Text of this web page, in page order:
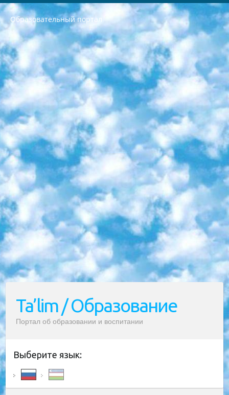
Образовательный портал
РЕСПУБЛИКА УЗБЕКИСТАН МИНИСТРЕРСТВО ДОШКОЛЬНОГО И ШКОЛЬНОГО ОБРАЗОВАНИЯ КОМАНДА в общеобразовательных учреждениях в 2023-2024 учебном году организация и проведение итоговой государственной аттестации обучающихся о Министра дошкольного и школьного образования Республики Узбекистан от 4 марта 2008 года (постановлением Минюста от 20 марта 2008 года № 1778 государственной регистрации) «Итоговое состояние учащихся общего среднего образования на основании положения об утверждении положения об аттестации общего среднего образования выпускной экзамен студентов в образовательных учреждениях в 2023-2024 учебном году В целях организации и прохождения аттестации приказываю: 1. Следующее: перечень предметов, по которым будет проводиться итоговая государственная аттестация и экзамен формы перевода согласно приложению 1; сертификаты международного образца, оценивающие уровень владения иностранными языками перечень согласно приложению 2; 2. Педагогический при специализированных образовательных учреждениях. научно-практический центр квалификации и международной оценки (Д.Давидова) 2024 г. До 25 марта: задания по предметам, по которым будет проводиться итоговая аттестация разработка и утверждение технических условий; итоговая аттестация на основании разработанного предметного задания разработка вопросов по предметам (устно и письменно), экзамен передача; общеобразовательные средние школы и специальные учебные заведения учащиеся выпускных классов школ и интернатов в агентской системе подготовка базы данных экзаменационных материалов и критериев оценки; перевод базы экзаменационных материалов на все языки обучения подать в Республиканский образовательный центр для изготовления; варианты экзаменов на основе разработанных контрольных материалов пусть будут поставлены задачи формирования. 3. Республиканский образовательный центр (Ш.Худайкулов) до 5 апреля 2024 года. до: база данных предоставленных экзаменационных материалов на все языки обучения перевод и экспертиза; для слепых, слабовидящих, глухих, слабослышащих и умственно отсталых детей учащиеся выпускных классов специализированных школ и школ-интернатов база данных экзаменационных материалов на всех преподаваемых языках подготовка критериев оценки; специализированные школы для умственно отсталых детей и технологии для учащихся выпускных классов школ-интернатов разработка соответствующих рекомендаций и критериев проведения ЕГЭ по естествознанию давать задания. 4. Педагогический при специализированных образовательных учреждениях. Научно-практический центр навыков и международной оценки (Д.Давидова), Республика образовательный центр (Худайкулов Ш.) итоговый государственный аттестационный экзамен ориентирован на творческое и логическое мышление при подготовке базы материалов учитывать введение заданий. 5. Следует отметить, что: сертификат государственного образца о знании общеобразовательного предмета и как минимум национальный уровень B1 по предметам на иностранных языках, указанным в Приложении 2. или международно признанный сертификат эквивалентного уровня студенты, изучающие определенный предмет, освобождаются от экзамена; по соответствующим предметам запланирована итоговая государственная аттестация за день до дня, путем жеребьевки Рабочей группой (в письменной форме по предметам, проводимым в форме) из числа сформированных вариантов выбрано 2 варианта; 2 выбранных варианта экзамена анонсированы на официальном сайте министерства и все выпускники по всей стране на основе этих вариантов проводит итоговую государственную аттестацию. 6. Государственное образование учащихся средних общеобразовательных учреждений. знания в соответствии с квалификационными требованиями, которые необходимо приобрести на основании стандартов итоговый (выпускной) контроль для 9 и 11 классов в целях тестирования Экзамены (далее – экзамены) состоят из предметов, перечисленных в приложении 1. будет сделано. 7. Экзамены пройдут с 26 мая по 15 июня 2024 г. (кроме науки физического воспитания). 8. Физическая для учащихся 9 классов общесредних образовательных учреждений. Экзамены по предмету «Образование, квалификация медицина» 1-6 мая 2024 года. сотрудники перевести под присмотр (с отклонениями в физическом или умственном развитии) специализированная школа для детей, школы-интернаты и со сколиозом школы-интернаты санаторного типа для больных детей исключены). 9. Он был слепым, слабовидящим и имел нарушения опорно-двигательного аппарата. экзамены в специализированных школах и интернатах для детей должны проводиться исходя из требований, предъявляемых к общеобразовательным учреждениям (физкультура кроме науки). 10. Специализированная школа для глухих и слабослышащих детей. и экзамены в интернатах и быть реализован в виде письменного теста по математике. 11. Специальность для умственно отсталых детей. Для 9 класса Родной язык и литературное письмо Государственный язык (язык обучения – узбекский). для неклассов) написано Математическое письмо Письменная/устная история Узбекистана Физическое воспитание практично Итоговый контроль Для 11 класса Написание родного языка и литературы (эссе) Математическое письмо Узбекский язык (обучение на узбекском языке) не посещающее общее среднее образование для учреждений)/Образовательное учреждение выбор письменный и устный Иностранный язык письменный/устный Письменная/устная история Узбекистана *По выбору студента:  Химия  Физика  Основы государственного права  География 10 бесплатных образовательных ресурсов - Мы составили подборку онлайн-проектов с интерактивными упражнениями, видеолекциями и статьями. Они помогут вам обрести новые и освежить старые знания бесплатно. 1. «ИНТУИТ» Старейшая образовательная площадка Рунета. Здесь вы найдёте сотни текстовых и видеокурсов на десятки различных тем — от программирования до психологии. Многие курсы подготовлены российскими университетами и крупными международными компаниями вроде Intel и Microsoft. Самостоятельное обучение бесплатное, но желающие могут оплатить услуги персональных наставников. 2. «Смартия» знакомит с актуальными профессиями и подсказывает, как им обучаться. Выбрав заинтересовавшую вас специальность — SMM-специалист, фотограф, веб-дизайнер или другую, — увидите список необходимых для неё умений. Чтобы вы могли освоить их самостоятельно, для каждого умения площадка отображает подборку ссылок на учебные материалы. Хотя «Смартия» ориентируется на русскоязычную аудиторию, часть контента всё же доступна только на английском. 3. «Лекторий Физтеха» Проект Московского физико-технического института (Физтеха). С его помощью вы можете смотреть онлайн серии лекций, записанные на видео в этом вузе. В числе доступных предметов — физика, биология, химия, информационные технологии и другие. К некоторым лекциям администрация ресурса прилагает готовые конспекты, которые можно скачивать в PDF-формате. 4. ITMOcourses Онлайн-площадка Санкт-Петербургского национального исследовательского университета информационных технологий, механики и оптики (ИТМО). Ресурс предоставляет свободный доступ к курсам, разработанным в этом вузе. Каталог материалов разбит на четыре категории: «Оптические системы и технологии», «Приборостроение и робототехника», «Информационные технологии» и «Биотехнологии». Курсы состоят из видеолекций, интерактивных демонстраций и заданий. 5. «КиберЛенинка» Электронная научная библиотека открытого доступа. Каталог площадки регулярно обрастает текстами статей из различных научных изданий. Сгруппированные по журналам и рубрикам публикации можно читать онлайн или скачивать целиком в PDF-формате. Проект нацелен на популяризацию науки за счёт открытого доступа к качественной информации. 6. «ПостНаука» На этом ресурсе публикуют подборки видеолекций, составленные экспертами из разных отраслей и объединённые общими темами. Среди них, к примеру, есть серии «Биоинформатика и геномика», «Культура средневековой Скандинавии» и Cinema Studies о теории кино. Каждая подборка лекций — логически связанная история, рассказанная экспертом от первого лица. Кроме того, на сайте появляются научно-образовательные статьи и тесты на разные темы. 7. «Newочём» Команда проекта «Newочём» отбирает самые интересные тексты из англоязычных СМИ и переводит те из них, за которые голосуют участники сообщества «ВКонтакте». По большей части это научно-популярные статьи. Редакторы придумывают лишь заголовки, в остальном содержание переводов соответствует оригиналам. Полные тексты можно читать прямо в социальной сети. 8. InternetUrok Онлайн-база материалов по основным дисциплинам школьной программы. Информация на сайте структурирована по классам, предметам и темам (урокам). Каждый урок состоит из видеолекций и конспектов. Есть также интерактивные тренажёры и тесты для закрепления пройденного материала. Даже если вы давно окончили школу, возможность повторить программу старших классов всегда может пригодиться. 9. Edutainme Ещё один ресурс об образовании. В отличие от Newtonew, как мне кажется, Edutainme больше ориентируется на представителей индустрии: педагогов, предпринимателей, разработчиков образовательных проектов. Но и любой, кто просто стремится к саморазвитию, найдёт на сайте много полезного и интересного для себя. Например, информацию о новых курсах и образовательных сервисах. 10. Newtonew Онлайн-медиа об образовании и обучении в широком смысле. Авторы Newtonew пишут об инструментах, заведениях, тактиках и стратегиях, которые помогают учить других и получать новые знания самостоятельно. На этой площадке вы найдёте новости, обзоры, аналитические мат
Ta’lim / Образование
Портал об образовании и воспитании
Выберите язык: